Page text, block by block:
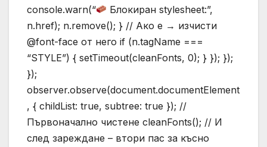
console.warn(“
Блокиран stylesheet:”,
n.href); n.remove(); } // Ако е → изчисти
@font-face от него if (n.tagName ===
“STYLE”) { setTimeout(cleanFonts, 0); } }); });
});
observer.observe(document.documentElement
, { childList: true, subtree: true }); //
Първоначално чистене cleanFonts(); // И
след зареждане – втори пас за късно